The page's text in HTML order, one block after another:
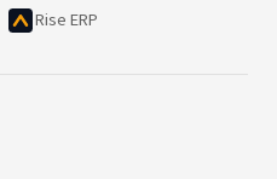
Rise ERP